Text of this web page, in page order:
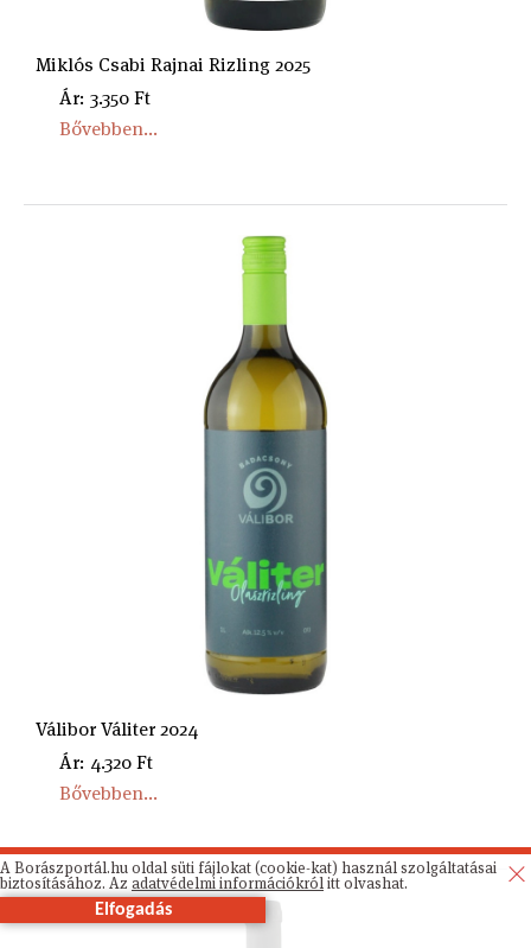
Miklós Csabi Rajnai Rizling 2025
Ár: 3.350 Ft
Bővebben...
Válibor Váliter 2024
Ár: 4.320 Ft
Bővebben...
A Borászportál.hu oldal süti fájlokat (cookie-kat) használ szolgáltatásai
biztosításához. Az adatvédelmi információkrólitt olvashat.
Elfogadás